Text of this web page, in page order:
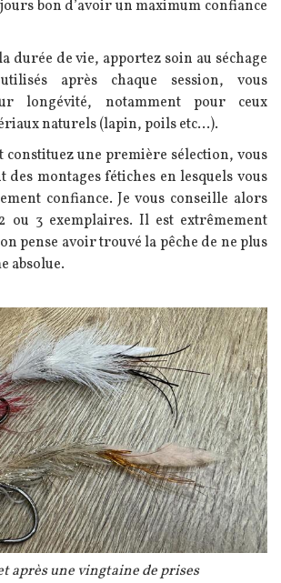
bon d’avoir un maximum confiance
durée de vie, apportez soin au séchage
après chaque session, vous
longévité, notamment pour ceux
naturels (lapin, poils etc…).
constituez une première sélection, vous
des montages fétiches en lesquels vous
confiance. Je vous conseille alors
ou 3 exemplaires. Il est extrêmement
pense avoir trouvé la pêche de ne plus
absolue.
après une vingtaine de prises